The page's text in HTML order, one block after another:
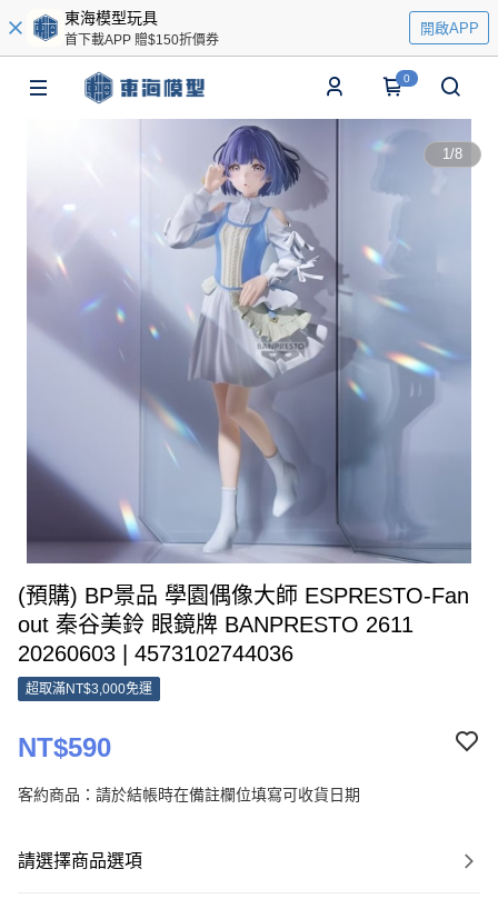
東海模型玩具
首下載APP 贈$150折價券
開啟APP
0
1/8
(預購) BP景品 學園偶像大師 ESPRESTO-Fan
out 秦谷美鈴 眼鏡牌 BANPRESTO 2611
20260603 | 4573102744036
超取滿NT$3,000免運
NT$590
客約商品：請於結帳時在備註欄位填寫可收貨日期
請選擇商品選項